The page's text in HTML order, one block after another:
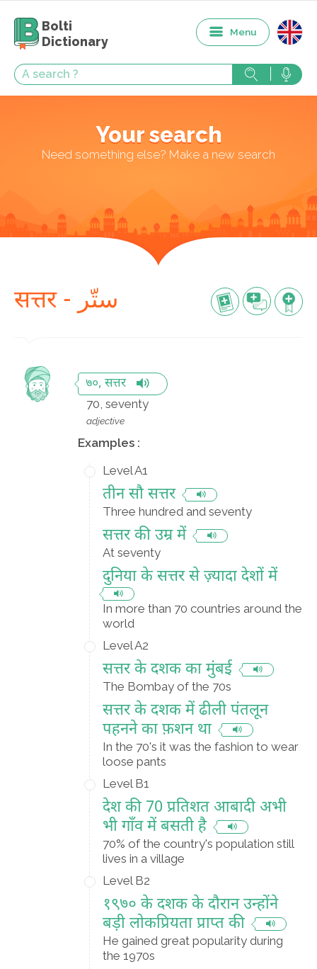
Bolti
Dictionary
Menu
Your search
Need something else? Make a new search
सत्तर - ستّر
७०, सत्तर
70, seventy
adjective
Examples :
Level A1
तीन सौ सत्तर
Three hundred and seventy
सत्तर की उम्र में
At seventy
दुनिया के सत्तर से ज़्यादा देशों में
In more than 70 countries around the
world
Level A2
सत्तर के दशक का मुंबई
The Bombay of the 70s
सत्तर के दशक में ढीली पंतलून
पहनने का फ़शन था
In the 70's it was the fashion to wear
loose pants
Level B1
देश की 70 प्रतिशत आबादी अभी
भी गाँव में बसती है
70% of the country's population still
lives in a village
Level B2
१९७० के दशक के दौरान उन्होंने
बड़ी लोकप्रियता प्राप्त की
He gained great popularity during
the 1970s